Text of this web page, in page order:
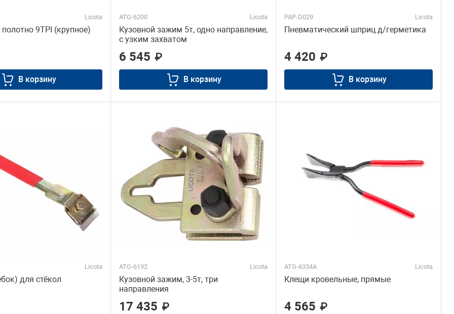
Licota
9TPI (крупное)
В корзину
ATG-6200 Licota
Кузовной зажим 5т, одно направление,
с узким захватом
6 545 ₽
В корзину
PAP-D029 Licota
Пневматический шприц д/герметика
4 420 ₽
В корзину
Licota
для стёкол
ATG-6192 Licota
Кузовной зажим, 3-5т, три
направления
17 435 ₽
ATG-6334A Licota
Клещи кровельные, прямые
4 565 ₽